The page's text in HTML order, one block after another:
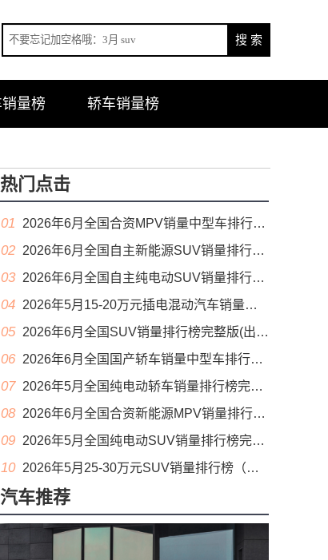
量榜 轿车销量榜
热门点击
01 2026年6月全国合资MPV销量中型车排行榜完整版(零售量
02 2026年6月全国自主新能源SUV销量排行榜完整版(零售量
03 2026年6月全国自主纯电动SUV销量排行榜完整版(零售量
04 2026年5月15-20万元插电混动汽车销量排行榜（零售量）
05 2026年6月全国SUV销量排行榜完整版(出口量
06 2026年6月全国国产轿车销量中型车排行榜完整版(零售量
07 2026年5月全国纯电动轿车销量排行榜完整版(批发量
08 2026年6月全国合资新能源MPV销量排行榜完整版(零售量
09 2026年5月全国纯电动SUV销量排行榜完整版(零售量
10 2026年5月25-30万元SUV销量排行榜（零售量）
汽车推荐